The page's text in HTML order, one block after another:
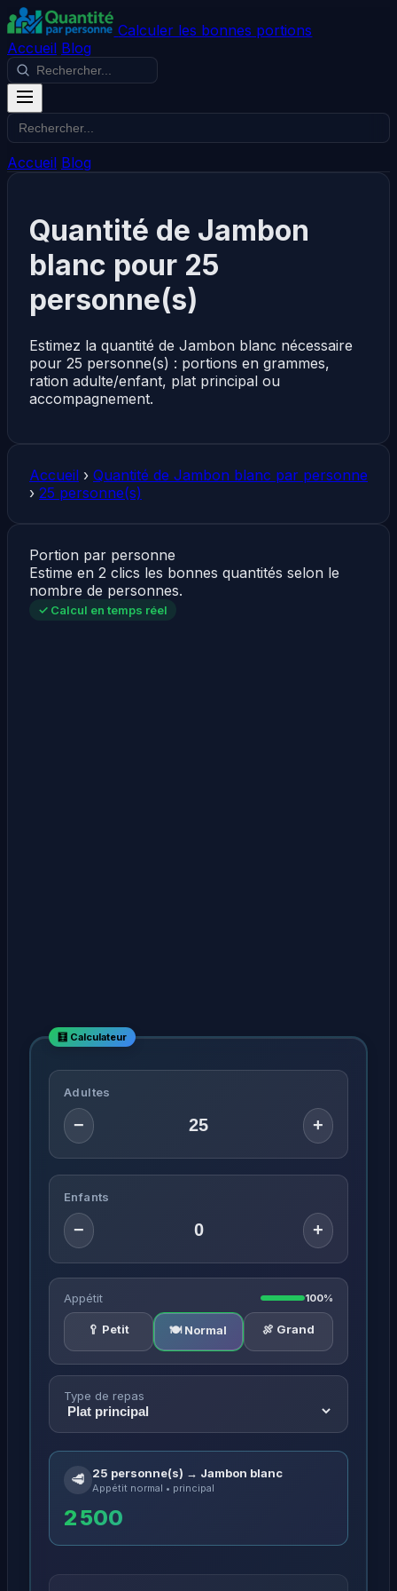
Calculer les bonnes portions
Accueil Blog
Accueil Blog
Quantité de Jambon
blanc pour 25
personne(s)
Estimez la quantité de Jambon blanc nécessaire
pour 25 personne(s) : portions en grammes,
ration adulte/enfant, plat principal ou
accompagnement.
Accueil › Quantité de Jambon blanc par personne
› 25 personne(s)
Portion par personne
Estime en 2 clics les bonnes quantités selon le
nombre de personnes.
✓ Calcul en temps réel
Adultes
− +
Enfants
− +
Appétit 100%
🥄 Petit 🍽️ Normal 🍖 Grand
Type de repas
🥩 25 personne(s) → Jambon blanc
Appétit normal • principal
2 500